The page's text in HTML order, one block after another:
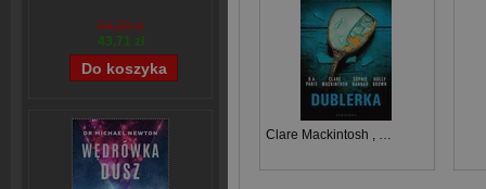
54,39 zł
43,71 zł
Clare Mackintosh